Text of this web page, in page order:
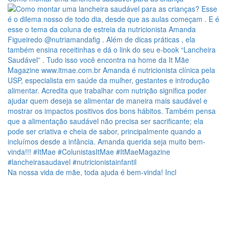
Na nossa vida de mãe, toda ajuda é bem-vinda! Incl